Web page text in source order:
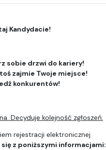
Kandydacie!
sobie drzwi do kariery!
zajmie Twoje miejsce!
konkurentów!
Decyduje kolejność zgłoszeń.
rejestracji elektronicznej
z poniższymi informacjami: